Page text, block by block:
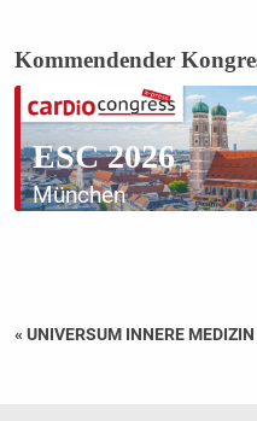
Kommendender
ESC 2026
München
« UNIVERSUM INNERE MEDIZIN